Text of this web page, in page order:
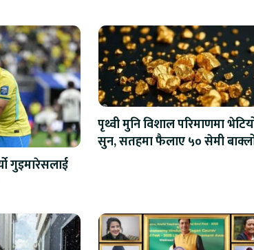
गुइमारेसलाई
पृथ्वी मुनि विशाल परिमाणमा
सुन, सतहमा फैलाए ५० सेमी